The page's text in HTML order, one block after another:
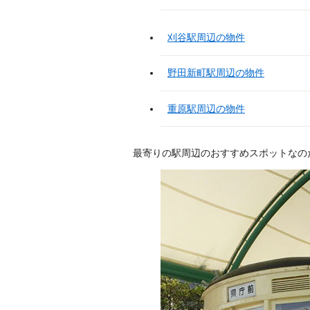
刈谷駅周辺の物件
野田新町駅周辺の物件
重原駅周辺の物件
最寄りの駅周辺のおすすめスポットなの